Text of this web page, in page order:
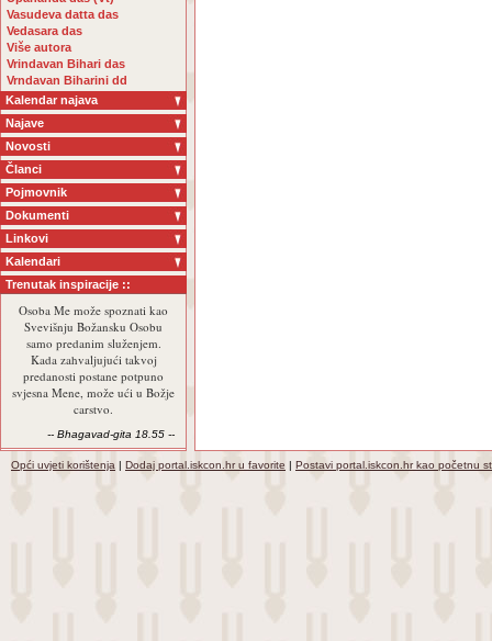
Vasudeva datta das
Vedasara das
Više autora
Vrindavan Bihari das
Vrndavan Biharini dd
Kalendar najava
Najave
Novosti
Članci
Pojmovnik
Dokumenti
Linkovi
Kalendari
Trenutak inspiracije ::
Osoba Me može spoznati kao
Svevišnju Božansku Osobu
samo predanim služenjem.
Kada zahvaljujući takvoj
predanosti postane potpuno
svjesna Mene, može ući u Božje
carstvo.
-- Bhagavad-gita 18.55 --
Opći uvjeti korištenja | Dodaj portal.iskcon.hr u favorite | Postavi portal.iskcon.hr kao početnu